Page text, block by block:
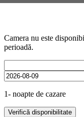
Camera nu este
perioadă.
1- noapte de cazare
Verifică disponibilitate